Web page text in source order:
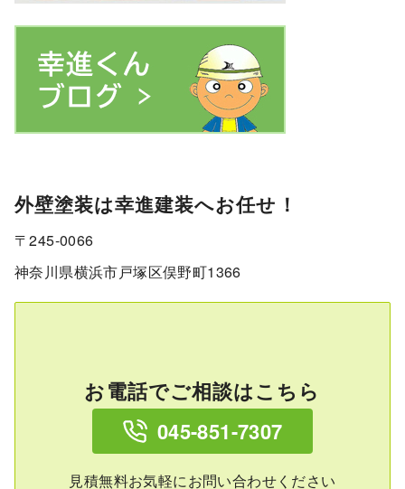
外壁塗装は幸進建装へお任せ！
〒245-0066
神奈川県横浜市戸塚区俣野町1366
お電話でご相談はこちら
045-851-7307
見積無料お気軽にお問い合わせください